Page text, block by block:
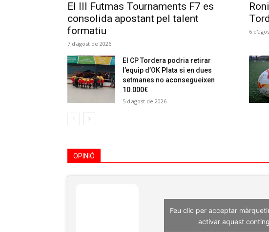
El III Futmas Tournaments F7 es
consolida apostant pel talent
formatiu
7 d'agost de 2026
6
El CP Tordera podria retirar
l’equip d’OK Plata si en dues
setmanes no aconsegueixen
10.000€
5 d'agost de 2026
OPINIÓ
Feu clic per acceptar
activar aquest